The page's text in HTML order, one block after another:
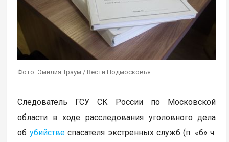
Фото: Эмилия Траум / Вести Подмосковья
Следователь ГСУ СК России по Московской
области в ходе расследования уголовного дела
об убийствеспасателя экстренных служб (п. «б» ч.